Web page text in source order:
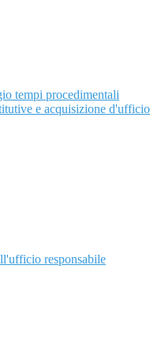
tempi procedimentali
e acquisizione d'ufficio
responsabile